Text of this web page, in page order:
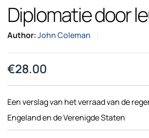
Diplomatie door
Author:John Coleman
€28.00
Een verslag van het verraad van de
Engeland en de Verenigde Staten